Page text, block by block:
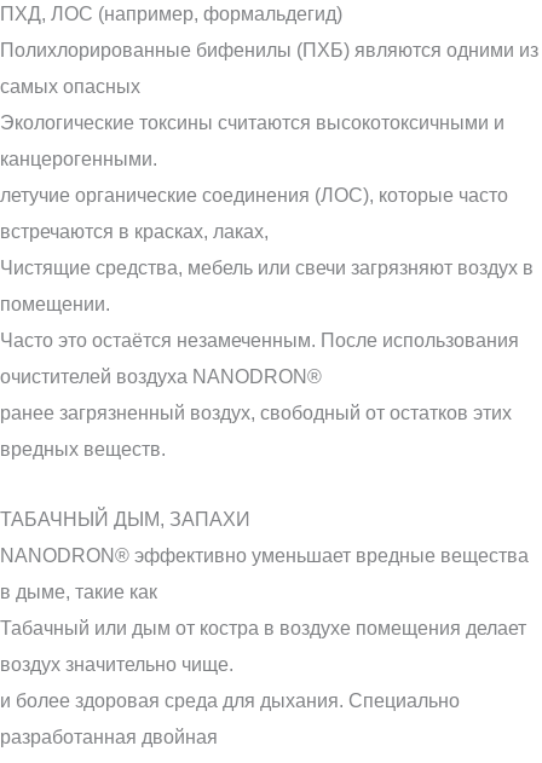
ПХД, ЛОС (например, формальдегид)
Полихлорированные бифенилы (ПХБ) являются одними из
самых опасных
Экологические токсины считаются высокотоксичными и
канцерогенными.
летучие органические соединения (ЛОС), которые часто
встречаются в красках, лаках,
Чистящие средства, мебель или свечи загрязняют воздух в
помещении.
Часто это остаётся незамеченным. После использования
очистителей воздуха NANODRON®
ранее загрязненный воздух, свободный от остатков этих
вредных веществ.
ТАБАЧНЫЙ ДЫМ, ЗАПАХИ
NANODRON® эффективно уменьшает вредные вещества
в дыме, такие как
Табачный или дым от костра в воздухе помещения делает
воздух значительно чище.
и более здоровая среда для дыхания. Специально
разработанная двойная